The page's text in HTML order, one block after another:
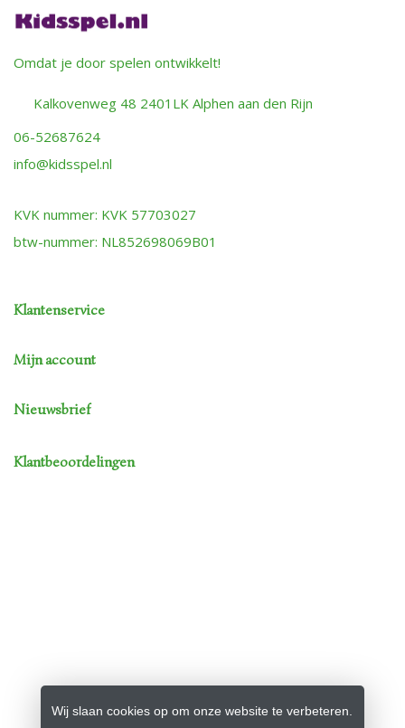
Omdat je door spelen ontwikkelt!
Kalkovenweg 48 2401LK Alphen aan den Rijn
06-52687624
info@kidsspel.nl
KVK nummer: KVK 57703027
btw-nummer: NL852698069B01
Klantenservice
Mijn account
Nieuwsbrief
Klantbeoordelingen
Wij slaan cookies op om onze website te verbeteren.